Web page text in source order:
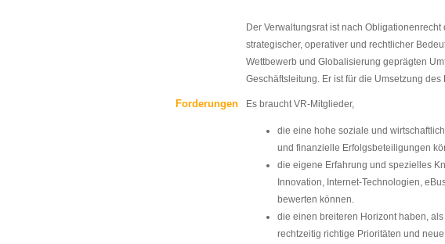
Der Verwaltungsrat ist nach
strategischer, operativer und rechtlicher
Wettbewerb und Globalisierung geprägten
Geschäftsleitung. Er ist für die Umsetzung
Forderungen Es braucht VR-Mitglieder,
die eine hohe soziale und
und finanzielle Erfolgsbeteiligungen
die eigene Erfahrung und spezielles
Innovation, Internet-Technologien,
bewerten können.
die einen breiteren Horizont haben,
rechtzeitig richtige Prioritäten und